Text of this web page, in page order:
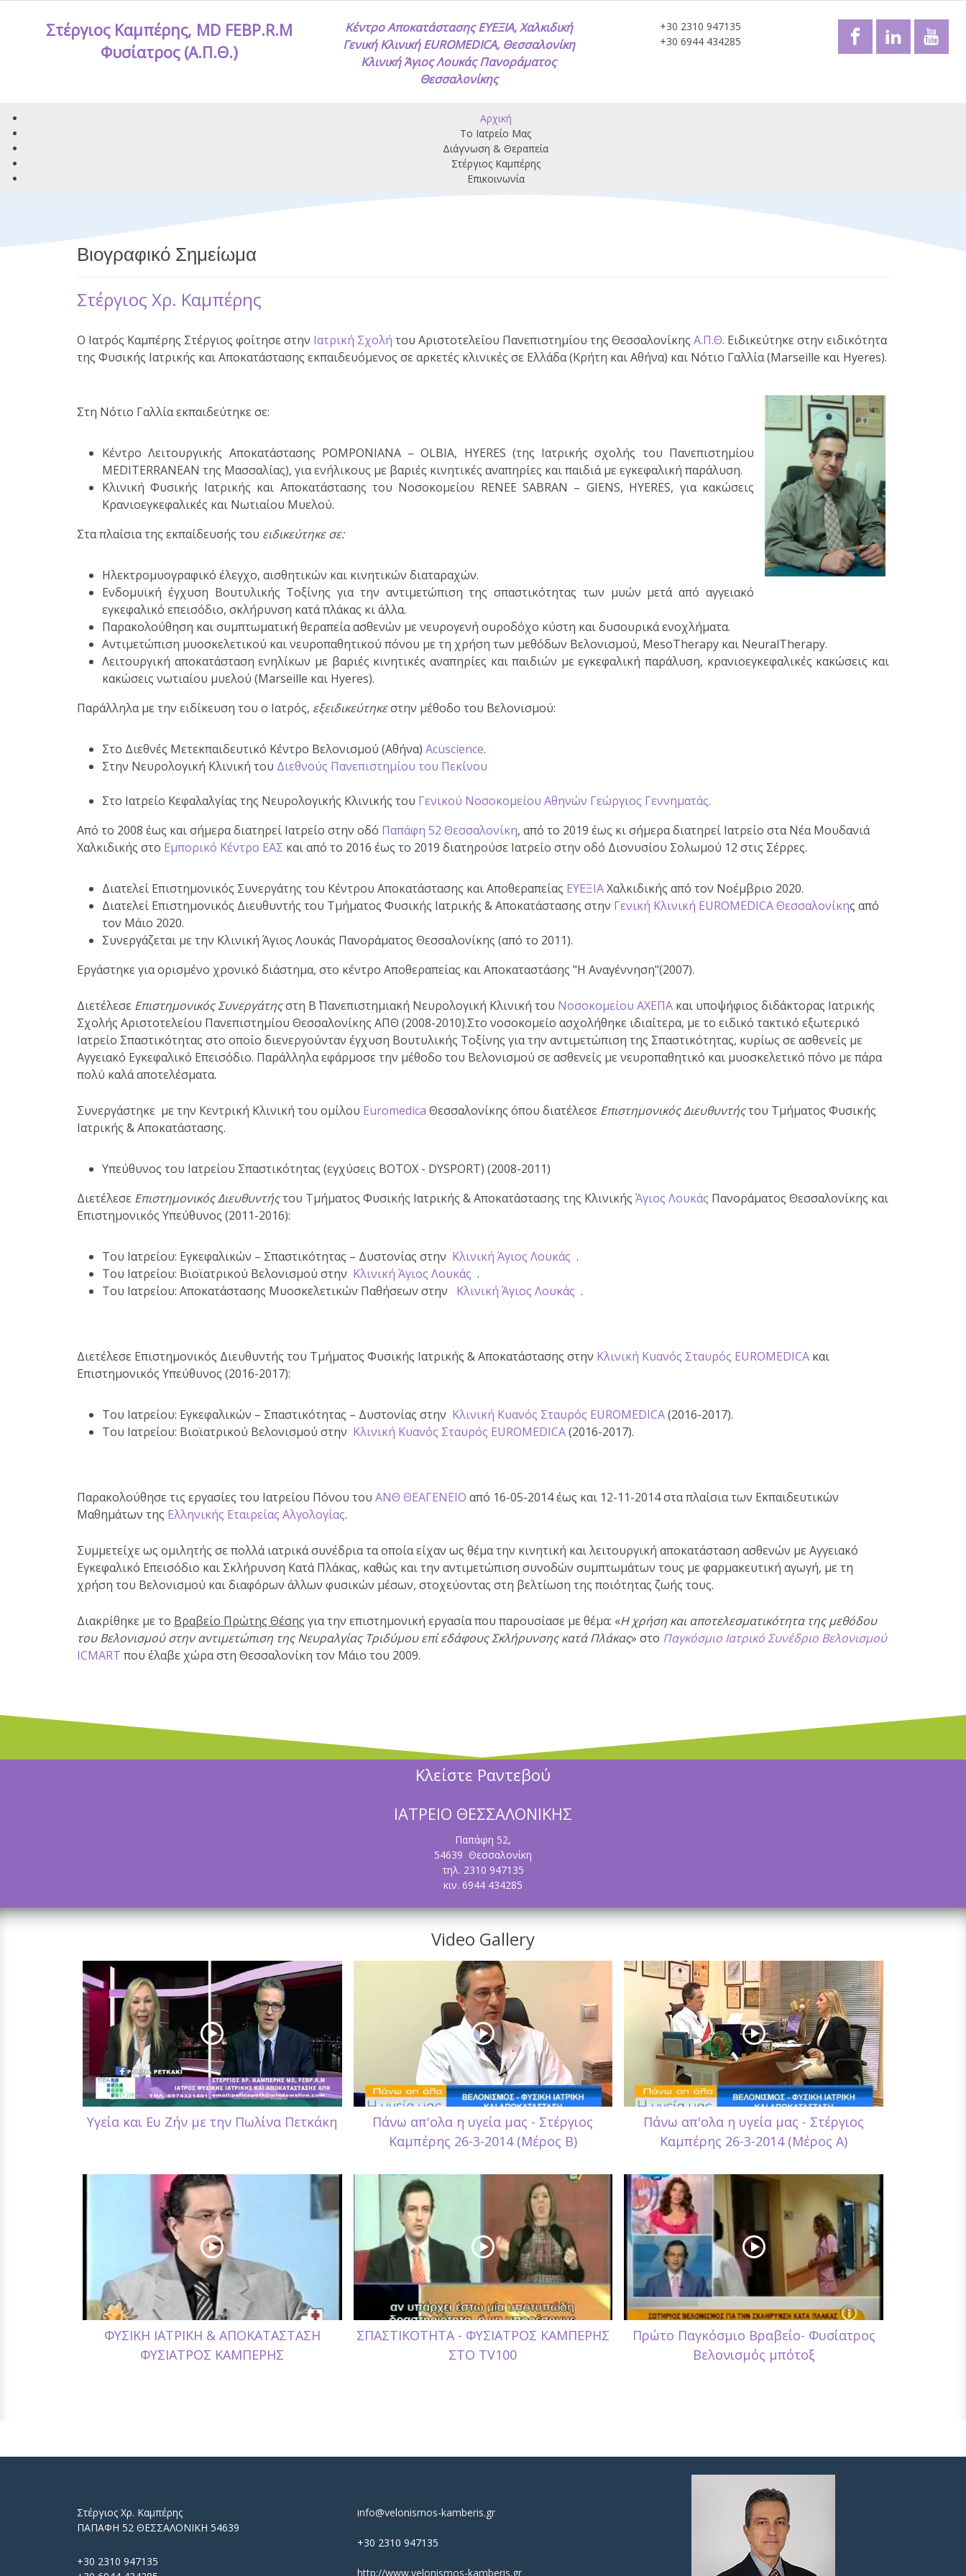
Στέργιος Καμπέρης, MD FEBP.R.M
Φυσίατρος (Α.Π.Θ.)
Κέντρο Αποκατάστασης ΕΥΕΞΙΑ, Χαλκιδική
Γενική Κλινική EUROMEDICA, Θεσσαλονίκη
Κλινική Άγιος Λουκάς Πανοράματος
Θεσσαλονίκης
+30 2310 947135
+30 6944 434285
Αρχική
Το Ιατρείο Μας
Διάγνωση & Θεραπεία
Στέργιος Καμπέρης
Επικοινωνία
Βιογραφικό Σημείωμα
Στέργιος Χρ. Καμπέρης
Ο Ιατρός Καμπέρης Στέργιος φοίτησε στην Ιατρική Σχολή του Αριστοτελείου Πανεπιστημίου της Θεσσαλονίκης Α.Π.Θ. Ειδικεύτηκε στην ειδικότητα
της Φυσικής Ιατρικής και Αποκατάστασης εκπαιδευόμενος σε αρκετές κλινικές σε Ελλάδα (Κρήτη και Αθήνα) και Νότιο Γαλλία (Μarseille και Hyeres).
Στη Νότιο Γαλλία εκπαιδεύτηκε σε:
Κέντρο Λειτουργικής Αποκατάστασης POMPONIANA – OLBIA, HYERES (της Ιατρικής σχολής του Πανεπιστημίου
MEDITERRANEAN της Μασσαλίας), για ενήλικους με βαριές κινητικές αναπηρίες και παιδιά με εγκεφαλική παράλυση.
Κλινική Φυσικής Ιατρικής και Αποκατάστασης του Νοσοκομείου RENEE SABRAN – GIENS, HYERES, για κακώσεις
Κρανιοεγκεφαλικές και Νωτιαίου Μυελού.
Στα πλαίσια της εκπαίδευσής του ειδικεύτηκε σε:
Ηλεκτρομυογραφικό έλεγχο, αισθητικών και κινητικών διαταραχών.
Ενδομυϊκή έγχυση Βουτυλικής Τοξίνης για την αντιμετώπιση της σπαστικότητας των μυών μετά από αγγειακό
εγκεφαλικό επεισόδιο, σκλήρυνση κατά πλάκας κι άλλα.
Παρακολούθηση και συμπτωματική θεραπεία ασθενών με νευρογενή ουροδόχο κύστη και δυσουρικά ενοχλήματα.
Αντιμετώπιση μυοσκελετικού και νευροπαθητικού πόνου με τη χρήση των μεθόδων Βελονισμού, MesoTherapy και NeuralTherapy.
Λειτουργική αποκατάσταση ενηλίκων με βαριές κινητικές αναπηρίες και παιδιών με εγκεφαλική παράλυση, κρανιοεγκεφαλικές κακώσεις και
κακώσεις νωτιαίου μυελού (Μarseille και Hyeres).
Παράλληλα με την ειδίκευση του ο Ιατρός, εξειδικεύτηκεστην μέθοδο του Βελονισμού:
Στο Διεθνές Μετεκπαιδευτικό Κέντρο Βελονισμού (Αθήνα) Acuscience.
Στην Νευρολογική Κλινική του Διεθνούς Πανεπιστημίου του Πεκίνου
Στο Ιατρείο Κεφαλαλγίας της Νευρολογικής Κλινικής του Γενικού Νοσοκομείου Αθηνών Γεώργιος Γεννηματάς.
Από το 2008 έως και σήμερα διατηρεί Iατρείο στην οδό Παπάφη 52 Θεσσαλονίκη, από το 2019 έως κι σήμερα διατηρεί Ιατρείο στα Νέα Μουδανιά
Χαλκιδικής στο Εμπορικό Κέντρο ΕΑΣ και από το 2016 έως το 2019 διατηρούσε Ιατρείο στην οδό Διονυσίου Σολωμού 12 στις Σέρρες.
Διατελεί Επιστημονικός Συνεργάτης του Κέντρου Αποκατάστασης και Αποθεραπείας ΕΥΕΞΙΑΧαλκιδικής από τον Νοέμβριο 2020.
Διατελεί Επιστημονικός Διευθυντής του Τμήματος Φυσικής Ιατρικής & Αποκατάστασης στην Γενική Κλινική EUROMEDICA Θεσσαλονίκης από
τον Μάιο 2020.
Συνεργάζεται με την Κλινική Άγιος Λουκάς Πανοράματος Θεσσαλονίκης (από το 2011).
Εργάστηκε για ορισμένο χρονικό διάστημα, στο κέντρο Αποθεραπείας και Αποκαταστάσης "Η Αναγέννηση"(2007).
Διετέλεσε Επιστημονικός Συνεργάτηςστη Β΄ Πανεπιστημιακή Νευρολογική Κλινική του Νοσοκομείου ΑΧΕΠΑ και υποψήφιος διδάκτορας Ιατρικής
Σχολής Αριστοτελείου Πανεπιστημίου Θεσσαλονίκης ΑΠΘ (2008-2010).Στο νοσοκομείο ασχολήθηκε ιδιαίτερα, με το ειδικό τακτικό εξωτερικό
Ιατρείο Σπαστικότητας στο οποίο διενεργούνταν έγχυση Βουτυλικής Τοξίνης για την αντιμετώπιση της Σπαστικότητας, κυρίως σε ασθενείς με
Αγγειακό Εγκεφαλικό Επεισόδιο. Παράλληλα εφάρμοσε την μέθοδο του Βελονισμού σε ασθενείς με νευροπαθητικό και μυοσκελετικό πόνο με πάρα
πολύ καλά αποτελέσματα.
Συνεργάστηκε με την Κεντρική Κλινική του ομίλου Euromedica Θεσσαλονίκης όπου διατέλεσε Επιστημονικός Διευθυντήςτου Τμήματος Φυσικής
Ιατρικής & Αποκατάστασης.
Υπεύθυνος του Ιατρείου Σπαστικότητας (εγχύσεις BOTOX - DYSPORT) (2008-2011)
Διετέλεσε Επιστημονικός Διευθυντήςτου Τμήματος Φυσικής Ιατρικής & Αποκατάστασης της Κλινικής Άγιος Λουκάς Πανοράματος Θεσσαλονίκης και
Επιστημονικός Υπεύθυνος (2011-2016):
Του Ιατρείου: Εγκεφαλικών – Σπαστικότητας – Δυστονίας στην Κλινική Άγιος Λουκάς .
Του Ιατρείου: Βιοϊατρικού Βελονισμού στην Κλινική Άγιος Λουκάς .
Του Ιατρείου: Αποκατάστασης Μυοσκελετικών Παθήσεων στην
Κλινική Άγιος Λουκάς .
Διετέλεσε Επιστημονικός Διευθυντής του Τμήματος Φυσικής Ιατρικής & Αποκατάστασης στην Κλινική Κυανός Σταυρός EUROMEDICA και
Επιστημονικός Υπεύθυνος (2016-2017):
Του Ιατρείου: Εγκεφαλικών – Σπαστικότητας – Δυστονίας στην Κλινική Κυανός Σταυρός EUROMEDICA(2016-2017).
Του Ιατρείου: Βιοϊατρικού Βελονισμού στην Κλινική Κυανός Σταυρός EUROMEDICA(2016-2017).
Παρακολούθησε τις εργασίες του Ιατρείου Πόνου του ΑΝΘ ΘΕΑΓΕΝΕΙΟ από 16-05-2014 έως και 12-11-2014 στα πλαίσια των Εκπαιδευτικών
Μαθημάτων της Ελληνικής Εταιρείας Αλγολογίας.
Συμμετείχε ως ομιλητής σε πολλά ιατρικά συνέδρια τα οποία είχαν ως θέμα την κινητική και λειτουργική αποκατάσταση ασθενών με Αγγειακό
Εγκεφαλικό Επεισόδιο και Σκλήρυνση Κατά Πλάκας, καθώς και την αντιμετώπιση συνοδών συμπτωμάτων τους με φαρμακευτική αγωγή, με τη
χρήση του Βελονισμού και διαφόρων άλλων φυσικών μέσων, στοχεύοντας στη βελτίωση της ποιότητας ζωής τους.
Διακρίθηκε με το Βραβείο Πρώτης Θέσης για την επιστημονική εργασία που παρουσίασε με θέμα: «Η χρήση και αποτελεσματικότητα της μεθόδου
του Βελονισμού στην αντιμετώπιση της Νευραλγίας Τριδύμου επί εδάφους Σκλήρυνσης κατά Πλάκας» στο Παγκόσμιο Ιατρικό Συνέδριο Βελονισμού
ICMART που έλαβε χώρα στη Θεσσαλονίκη τον Μάιο του 2009.
Κλείστε Ραντεβού
ΙΑΤΡΕΙΟ ΘΕΣΣΑΛΟΝΙΚΗΣ
Παπάφη 52,
54639 Θεσσαλονίκη
τηλ. 2310 947135
κιν. 6944 434285
Video Gallery
Υγεία και Ευ Ζήν με την Πωλίνα Πετκάκη
Πάνω απ'ολα η υγεία μας - Στέργιος
Καμπέρης 26-3-2014 (Μέρος Β)
Πάνω απ'ολα η υγεία μας - Στέργιος
Καμπέρης 26-3-2014 (Μέρος Α)
ΦΥΣΙΚΗ ΙΑΤΡΙΚΗ & ΑΠΟΚΑΤΑΣΤΑΣΗ
ΦΥΣΙΑΤΡΟΣ ΚΑΜΠΕΡΗΣ
ΣΠΑΣΤΙΚΟΤΗΤΑ - ΦΥΣΙΑΤΡΟΣ ΚΑΜΠΕΡΗΣ
ΣΤΟ TV100
Πρώτο Παγκόσμιο Βραβείο- Φυσίατρος
Βελονισμός μπότοξ
Στέργιος Χρ. Καμπέρης
ΠΑΠΑΦΗ 52 ΘΕΣΣΑΛΟΝΙΚΗ 54639
+30 2310 947135
info@velonismos-kamberis.gr
+30 2310 947135
http://www.velonismos-kamberis.gr